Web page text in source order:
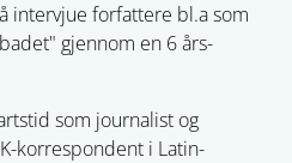
intervjue forfattere bl.a som
gjennom en 6 års-
som journalist og
korrespondent i Latin-